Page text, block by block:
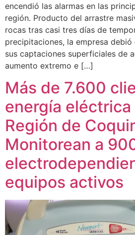
encendió las alarmas en las
región. Producto del arrastre
rocas tras casi tres días de
precipitaciones, la empresa
sus captaciones superficiales de
aumento extremo e […]
Más de 7.600
energía eléctrica
Región de
Monitorean a
equipos activos